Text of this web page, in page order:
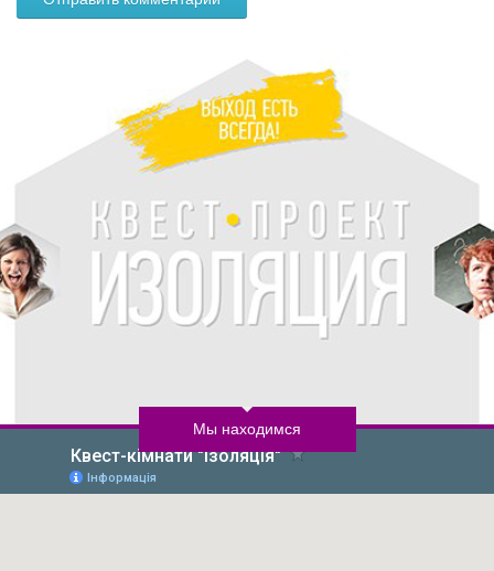
Мы находимся